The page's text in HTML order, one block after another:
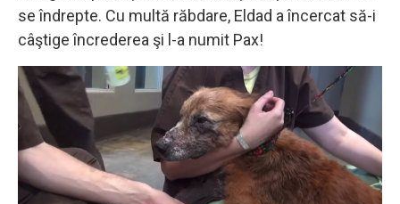
se îndrepte. Cu multă răbdare, Eldad a încercat să-i
câştige încrederea şi l-a numit Pax!